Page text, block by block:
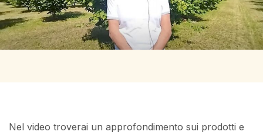
Nel video troverai un approfondimento sui prodotti e